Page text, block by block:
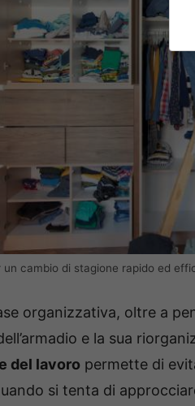
un cambio di stagione rapido ed
organizzativa, oltre a
e la sua
del lavoro permette di
si tenta di